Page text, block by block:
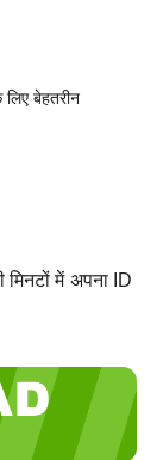
बेहतरीन
में अपना ID